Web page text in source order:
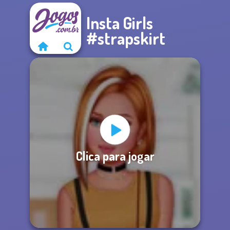
Insta Girls
#strapskirt
Clica para jogar